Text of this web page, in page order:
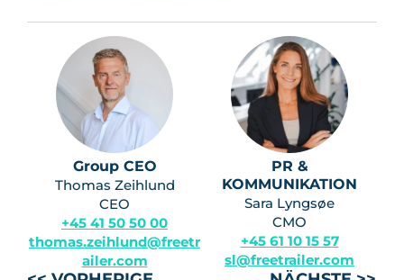
Group CEO
Thomas Zeihlund
CEO
+45 41 50 50 00
thomas.zeihlund@freetr
ailer.com
PR &
KOMMUNIKATION
Sara Lyngsøe
CMO
+45 61 10 15 57
sl@freetrailer.com